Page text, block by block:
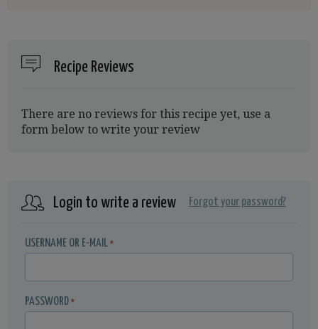
Recipe Reviews
There are no reviews for this recipe yet, use a
form below to write your review
Login to write a review Forgot your password?
USERNAME OR E-MAIL *
PASSWORD *